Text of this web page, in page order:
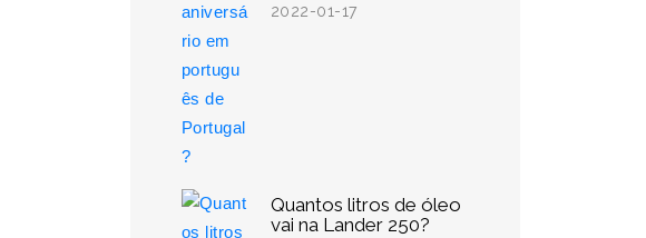
2022-01-17
Quantos litros de óleo
vai na Lander 250?